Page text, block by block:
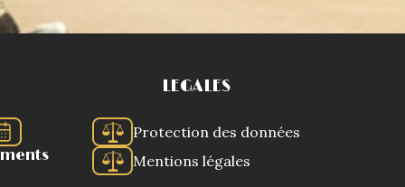
LEGALES
Protection des données
Mentions légales